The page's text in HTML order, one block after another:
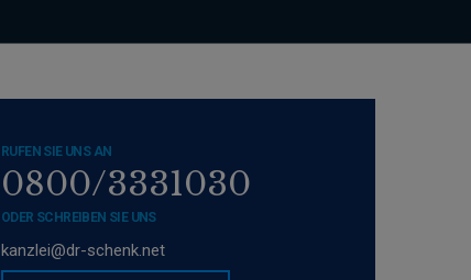
RUFEN SIE UNS AN
0800/3331030
ODER SCHREIBEN SIE UNS
kanzlei@dr-schenk.net